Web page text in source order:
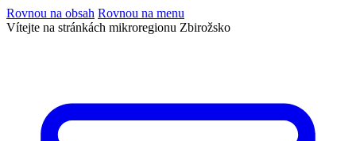
Rovnou na obsah Rovnou na menu
Vítejte na stránkách mikroregionu Zbirožsko